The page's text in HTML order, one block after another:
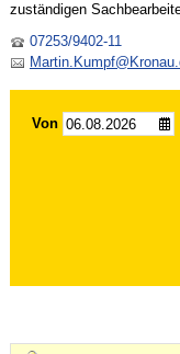
zuständigen
07253/9402-11
Von